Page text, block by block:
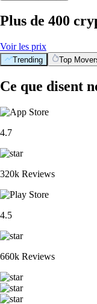
Plus de 400
Voir les prix
Trending Top
Ce que disent
4.7
320k Reviews
4.5
660k Reviews